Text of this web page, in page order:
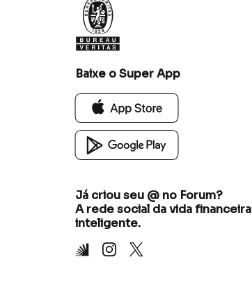
Baixe o Super App
Já criou seu @ no Forum?
A rede social da vida financeira
inteligente.
Inter Instagram
X